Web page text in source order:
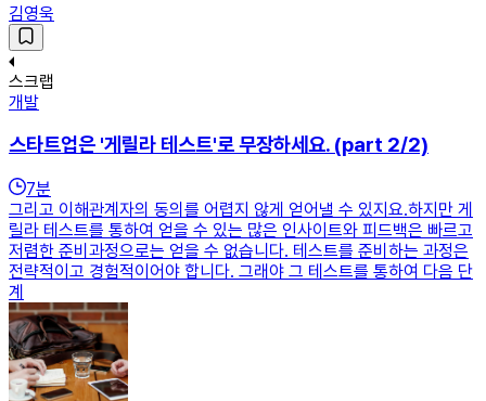
김영욱
스크랩
개발
스타트업은 '게릴라 테스트'로 무장하세요. (part 2/2)
7분
그리고 이해관계자의 동의를 어렵지 않게 얻어낼 수 있지요.하지만 게
릴라 테스트를 통하여 얻을 수 있는 많은 인사이트와 피드백은 빠르고
저렴한 준비과정으로는 얻을 수 없습니다. 테스트를 준비하는 과정은
전략적이고 경험적이어야 합니다. 그래야 그 테스트를 통하여 다음 단
계